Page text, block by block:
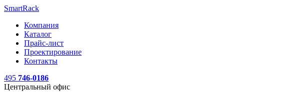
SmartRack
Компания
Каталог
Прайс-лист
Проектирование
Контакты
495 746-0186
Центральный офис